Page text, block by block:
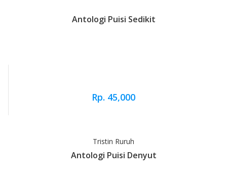
Antologi Puisi Sedikit
Rp. 45,000
Tristin Ruruh
Antologi Puisi Denyut